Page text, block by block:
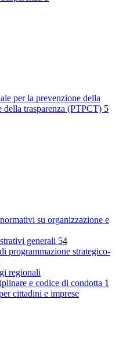
per la prevenzione della
della trasparenza (PTPCT) 5
su organizzazione e
generali 54
programmazione strategico-
regionali
e codice di condotta 1
cittadini e imprese